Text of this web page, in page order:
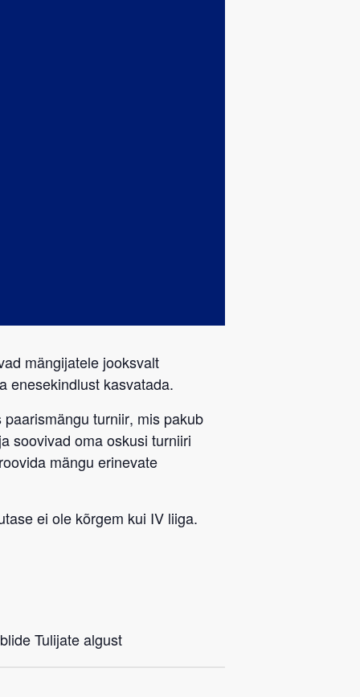
mängijatele jooksvalt
enesekindlust kasvatada.
turniir, mis pakub
soovivad oma oskusi turniiri
mängu erinevate
ei ole kõrgem kui IV liiga.
Tulijate algust